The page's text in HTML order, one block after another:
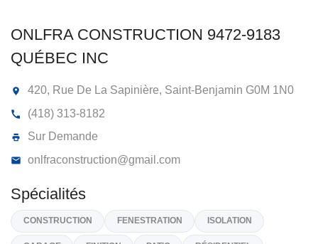
ONLFRA CONSTRUCTION 9472-9183
QUÉBEC INC
420, Rue De La Sapinière, Saint-Benjamin
(418) 313-8182